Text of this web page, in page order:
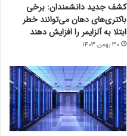
کشف جدید دانشمندان: برخی
باکتری‌های دهان می‌توانند خطر
ابتلا به آلزایمر را افزایش دهند
30 بهمن 1403